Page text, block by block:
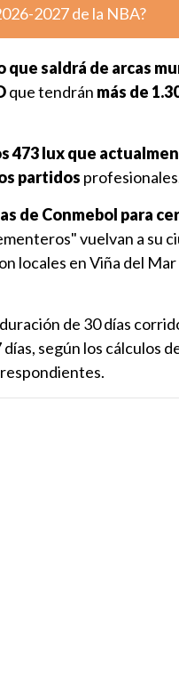
2027 de la NBA?
saldrá de arcas
que tendrán más de
473 lux que
partidos
de Conmebol para
vuelvan a su
locales en Viña del
de 30 días
según los cálculos